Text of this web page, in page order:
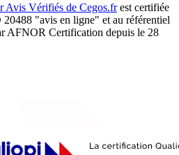
Avis Vérifiés de Cegos.frest certifiée
"avis en ligne" et au référentiel
AFNOR Certification depuis le 28